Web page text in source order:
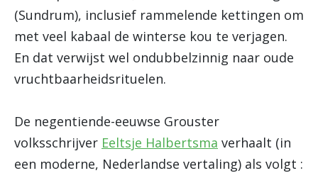
(Sundrum), inclusief rammelende kettingen om
met veel kabaal de winterse kou te verjagen.
En dat verwijst wel ondubbelzinnig naar oude
vruchtbaarheidsrituelen.
De negentiende-eeuwse Grouster
volksschrijver Eeltsje Halbertsma verhaalt (in
een moderne, Nederlandse vertaling) als volgt :